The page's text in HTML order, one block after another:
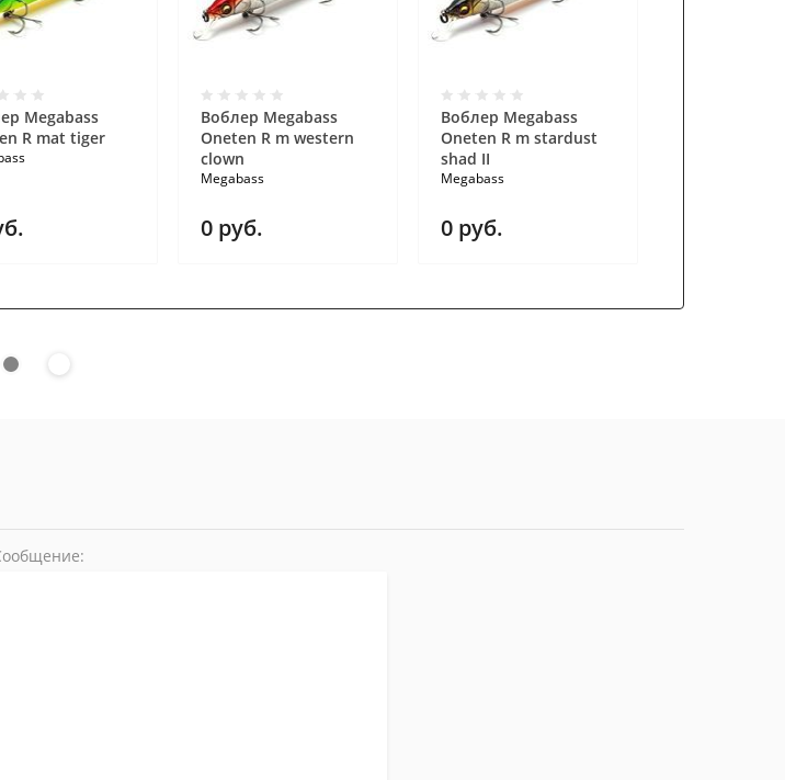
Megabass
R mat tiger
Воблер Megabass
Oneten R m western
clown
Megabass
0 руб.
Воблер Megabass
Oneten R m stardust
shad II
Megabass
0 руб.